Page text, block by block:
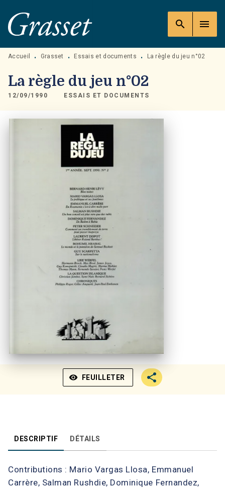
MENU RECHERCHE
PIED DE PAGE
search menu
Accueil • Grasset • Essais et documents • La règle du jeu n°02
La règle du jeu n°02
12/09/1990 ESSAIS ET DOCUMENTS
visibility FEUILLETER
DESCRIPTIF DÉTAILS
Contributions : Mario Vargas Llosa, Emmanuel
Carrère, Salman Rushdie, Dominique Fernandez,